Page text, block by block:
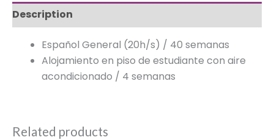
Description
Español General (20h/s) / 40 semanas
Alojamiento en piso de estudiante con aire
acondicionado / 4 semanas
Related products